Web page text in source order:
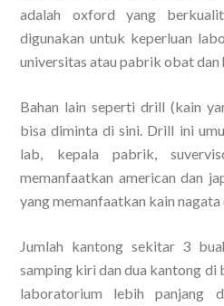
adalah oxford yang
digunakan untuk keperluan
universitas atau pabrik obat dan
Bahan lain seperti drill (kain
bisa diminta di sini. Drill ini
lab, kepala pabrik,
memanfaatkan american dan
yang memanfaatkan kain
Jumlah kantong sekitar 3
samping kiri dan dua kantong di
laboratorium lebih panjang